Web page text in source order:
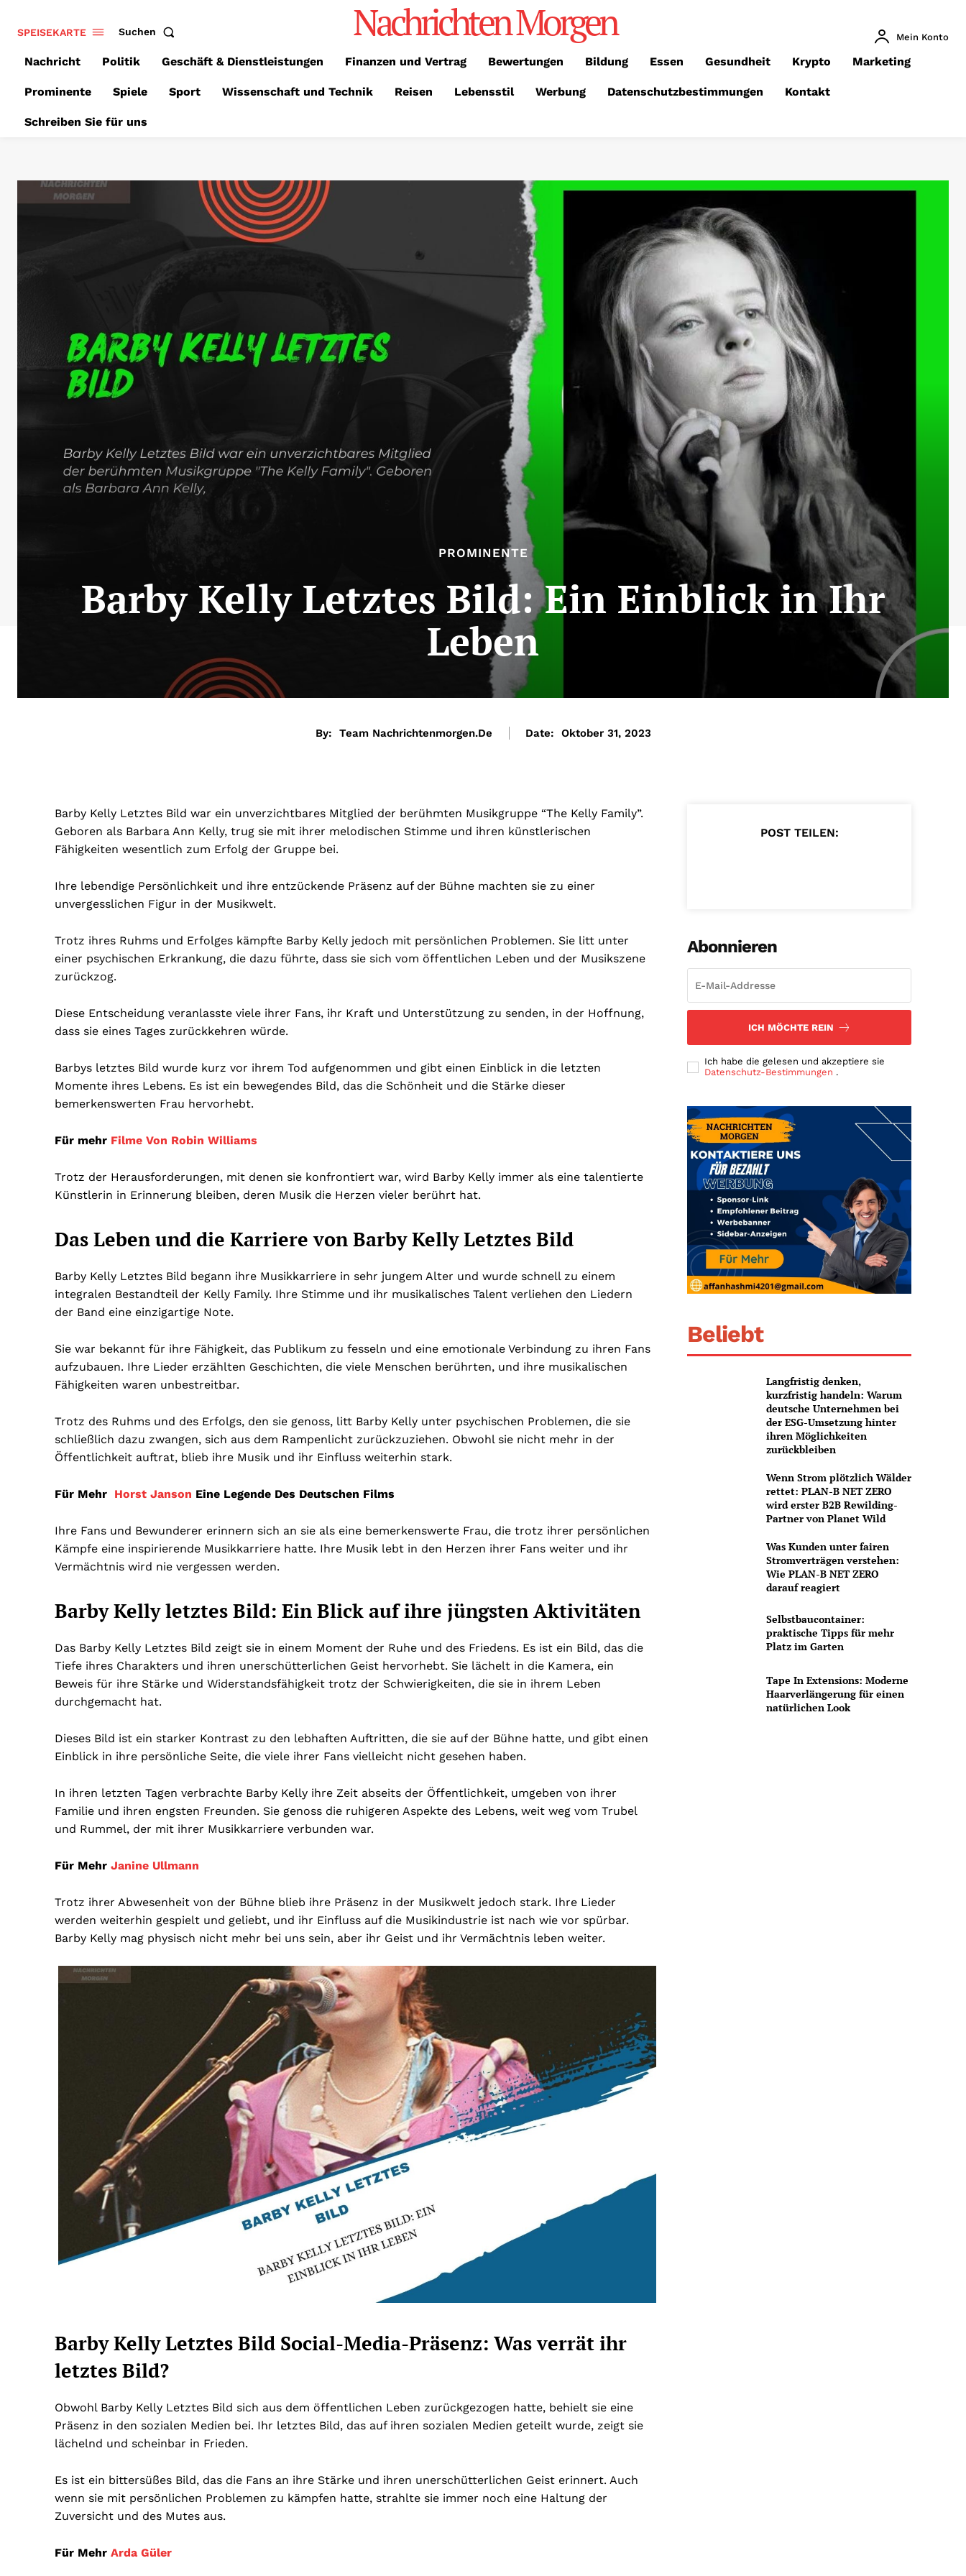
SPEISEKARTE Suchen Nachrichten Morgen Mein Konto
Nachricht Politik Geschäft & Dienstleistungen Finanzen und Vertrag Bewertungen Bildung Essen Gesundheit Krypto Marketing
Prominente Spiele Sport Wissenschaft und Technik Reisen Lebensstil Werbung Datenschutzbestimmungen Kontakt
Schreiben Sie für uns
PROMINENTE
Barby Kelly Letztes Bild: Ein Einblick in Ihr
Leben
By: Team Nachrichtenmorgen.de Date: Oktober 31, 2023
Barby Kelly Letztes Bild war ein unverzichtbares Mitglied der berühmten Musikgruppe “The Kelly Family”.
Geboren als Barbara Ann Kelly, trug sie mit ihrer melodischen Stimme und ihren künstlerischen
Fähigkeiten wesentlich zum Erfolg der Gruppe bei.
Ihre lebendige Persönlichkeit und ihre entzückende Präsenz auf der Bühne machten sie zu einer
unvergesslichen Figur in der Musikwelt.
Trotz ihres Ruhms und Erfolges kämpfte Barby Kelly jedoch mit persönlichen Problemen. Sie litt unter
einer psychischen Erkrankung, die dazu führte, dass sie sich vom öffentlichen Leben und der Musikszene
zurückzog.
Diese Entscheidung veranlasste viele ihrer Fans, ihr Kraft und Unterstützung zu senden, in der Hoffnung,
dass sie eines Tages zurückkehren würde.
Barbys letztes Bild wurde kurz vor ihrem Tod aufgenommen und gibt einen Einblick in die letzten
Momente ihres Lebens. Es ist ein bewegendes Bild, das die Schönheit und die Stärke dieser
bemerkenswerten Frau hervorhebt.
Für mehr Filme Von Robin Williams
Trotz der Herausforderungen, mit denen sie konfrontiert war, wird Barby Kelly immer als eine talentierte
Künstlerin in Erinnerung bleiben, deren Musik die Herzen vieler berührt hat.
Das Leben und die Karriere von Barby Kelly Letztes Bild
Barby Kelly Letztes Bild begann ihre Musikkarriere in sehr jungem Alter und wurde schnell zu einem
integralen Bestandteil der Kelly Family. Ihre Stimme und ihr musikalisches Talent verliehen den Liedern
der Band eine einzigartige Note.
Sie war bekannt für ihre Fähigkeit, das Publikum zu fesseln und eine emotionale Verbindung zu ihren Fans
aufzubauen. Ihre Lieder erzählten Geschichten, die viele Menschen berührten, und ihre musikalischen
Fähigkeiten waren unbestreitbar.
Trotz des Ruhms und des Erfolgs, den sie genoss, litt Barby Kelly unter psychischen Problemen, die sie
schließlich dazu zwangen, sich aus dem Rampenlicht zurückzuziehen. Obwohl sie nicht mehr in der
Öffentlichkeit auftrat, blieb ihre Musik und ihr Einfluss weiterhin stark.
Für Mehr Horst Janson Eine Legende Des Deutschen Films
Ihre Fans und Bewunderer erinnern sich an sie als eine bemerkenswerte Frau, die trotz ihrer persönlichen
Kämpfe eine inspirierende Musikkarriere hatte. Ihre Musik lebt in den Herzen ihrer Fans weiter und ihr
Vermächtnis wird nie vergessen werden.
Barby Kelly letztes Bild: Ein Blick auf ihre jüngsten Aktivitäten
Das Barby Kelly Letztes Bild zeigt sie in einem Moment der Ruhe und des Friedens. Es ist ein Bild, das die
Tiefe ihres Charakters und ihren unerschütterlichen Geist hervorhebt. Sie lächelt in die Kamera, ein
Beweis für ihre Stärke und Widerstandsfähigkeit trotz der Schwierigkeiten, die sie in ihrem Leben
durchgemacht hat.
Dieses Bild ist ein starker Kontrast zu den lebhaften Auftritten, die sie auf der Bühne hatte, und gibt einen
Einblick in ihre persönliche Seite, die viele ihrer Fans vielleicht nicht gesehen haben.
In ihren letzten Tagen verbrachte Barby Kelly ihre Zeit abseits der Öffentlichkeit, umgeben von ihrer
Familie und ihren engsten Freunden. Sie genoss die ruhigeren Aspekte des Lebens, weit weg vom Trubel
und Rummel, der mit ihrer Musikkarriere verbunden war.
Für Mehr Janine Ullmann
Trotz ihrer Abwesenheit von der Bühne blieb ihre Präsenz in der Musikwelt jedoch stark. Ihre Lieder
werden weiterhin gespielt und geliebt, und ihr Einfluss auf die Musikindustrie ist nach wie vor spürbar.
Barby Kelly mag physisch nicht mehr bei uns sein, aber ihr Geist und ihr Vermächtnis leben weiter.
Barby Kelly Letztes Bild Social-Media-Präsenz: Was verrät ihr
letztes Bild?
Obwohl Barby Kelly Letztes Bild sich aus dem öffentlichen Leben zurückgezogen hatte, behielt sie eine
Präsenz in den sozialen Medien bei. Ihr letztes Bild, das auf ihren sozialen Medien geteilt wurde, zeigt sie
lächelnd und scheinbar in Frieden.
Es ist ein bittersüßes Bild, das die Fans an ihre Stärke und ihren unerschütterlichen Geist erinnert. Auch
wenn sie mit persönlichen Problemen zu kämpfen hatte, strahlte sie immer noch eine Haltung der
Zuversicht und des Mutes aus.
Für Mehr Arda Güler
POST TEILEN:
Abonnieren
ICH MÖCHTE REIN
Ich habe die gelesen und akzeptiere sie
Datenschutz-Bestimmungen .
Beliebt
Langfristig denken,
kurzfristig handeln: Warum
deutsche Unternehmen bei
der ESG-Umsetzung hinter
ihren Möglichkeiten
zurückbleiben
Wenn Strom plötzlich Wälder
rettet: PLAN-B NET ZERO
wird erster B2B Rewilding-
Partner von Planet Wild
Was Kunden unter fairen
Stromverträgen verstehen:
Wie PLAN-B NET ZERO
darauf reagiert
Selbstbaucontainer:
praktische Tipps für mehr
Platz im Garten
Tape In Extensions: Moderne
Haarverlängerung für einen
natürlichen Look